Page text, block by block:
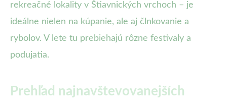
rekreačné lokality v Štiavnických vrchoch – je
ideálne nielen na kúpanie, ale aj člnkovanie a
rybolov. V lete tu prebiehajú rôzne festivaly a
podujatia.
Prehľad najnavštevovanejších